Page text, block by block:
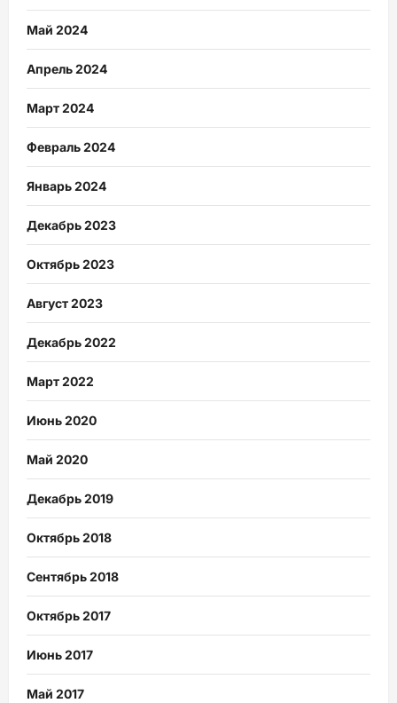
Май 2024
Апрель 2024
Март 2024
Февраль 2024
Январь 2024
Декабрь 2023
Октябрь 2023
Август 2023
Декабрь 2022
Март 2022
Июнь 2020
Май 2020
Декабрь 2019
Октябрь 2018
Сентябрь 2018
Октябрь 2017
Июнь 2017
Май 2017